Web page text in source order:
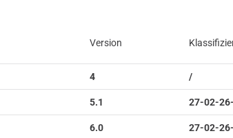
Version
4 /
5.1 27-02-
6.0 27-02-